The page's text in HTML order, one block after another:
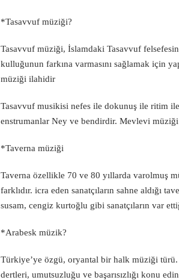
*Tasavvuf müziği?
Tasavvuf müziği, İslamdaki Tasavvuf
kulluğunun farkına varmasını sağlamak için
müziği ilahidir
Tasavvuf musikisi nefes ile dokunuş ile ritim
enstrumanlar Ney ve bendirdir. Mevlevi
*Taverna müziği
Taverna özellikle 70 ve 80 yıllarda varolmuş
farklıdır. icra eden sanatçıların sahne aldığı
susam, cengiz kurtoğlu gibi sanatçıların var
*Arabesk müzik?
Türkiye’ye özgü, oryantal bir halk müziği
dertleri, umutsuzluğu ve başarısızlığı konu